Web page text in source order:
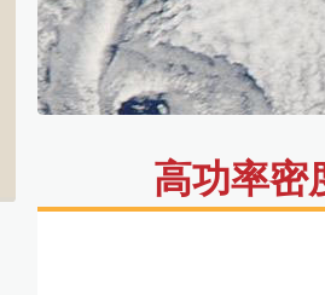
高功率密